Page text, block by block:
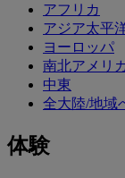
アフリカ
アジア太平
ヨーロッパ
南北アメリ
中東
全大陸/地域
体験